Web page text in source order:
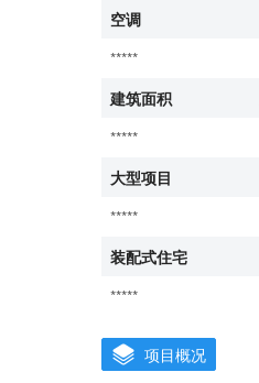
空调
*****
建筑面积
*****
大型项目
*****
装配式住宅
*****
项目概况